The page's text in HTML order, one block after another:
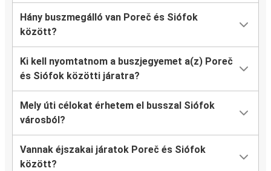
Hány buszmegálló van Poreč és Siófok
között?
Ki kell nyomtatnom a buszjegyemet a(z) Poreč
és Siófok közötti járatra?
Mely úti célokat érhetem el busszal Siófok
városból?
Vannak éjszakai járatok Poreč és Siófok
között?